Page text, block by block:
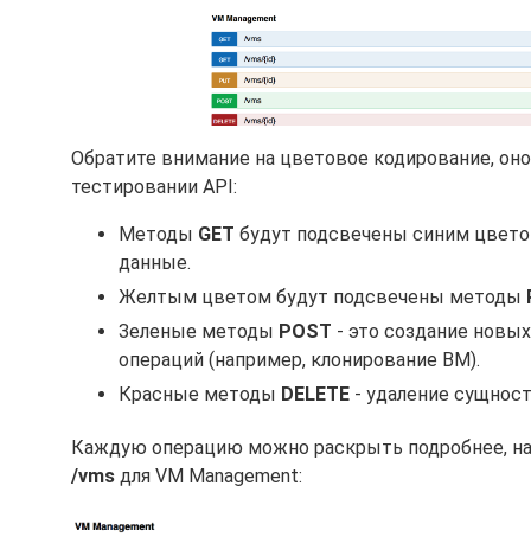
Обратите внимание на цветовое кодирование,
тестировании API:
Методы GET будут подсвечены синим
данные.
Желтым цветом будут подсвечены методы
Зеленые методы POST - это создание
операций (например, клонирование ВМ).
Красные методы DELETE - удаление
Каждую операцию можно раскрыть подробнее,
/vms для VM Management: